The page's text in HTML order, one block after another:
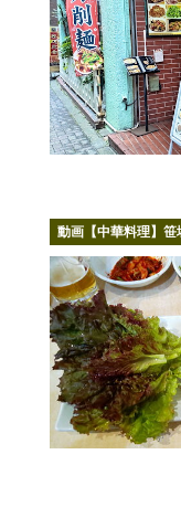
動画【中華料理】笹